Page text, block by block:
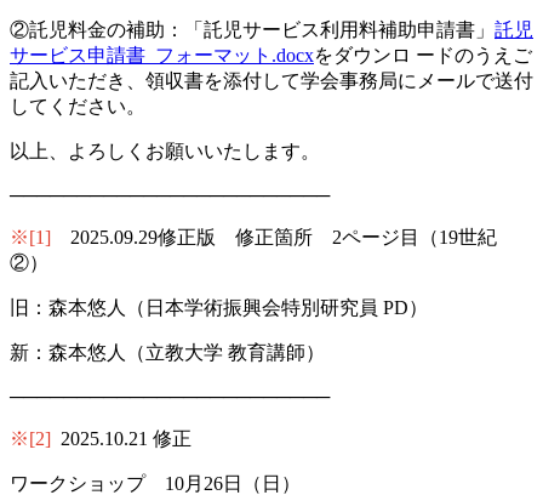
②託児料金の補助：「託児サービス利用料補助申請書」 託児
サービス申請書_フォーマット.docxをダウンロ ードのうえご
記入いただき、領収書を添付して学会事務局にメールで送付
してください。
以上、よろしくお願いいたします。
────────────────────────
※[1] 2025.09.29修正版 修正箇所 2ページ目（19世紀
②）
旧：森本悠人（日本学術振興会特別研究員 PD）
新：森本悠人（立教大学 教育講師）
────────────────────────
※[2] 2025.10.21 修正
ワークショップ 10月26日（日）